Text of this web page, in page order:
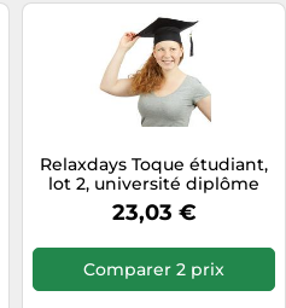
Relaxdays Toque étudiant,
lot 2, université diplôme
chapeau remise de
diplomes fin étude, noir
23,03 €
Comparer 2 prix